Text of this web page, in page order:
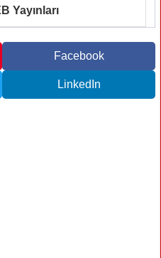
Yayınları
Facebook
LinkedIn